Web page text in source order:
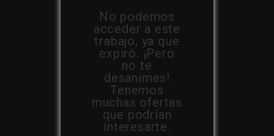
No podemos
acceder a este
trabajo, ya que
expiró. ¡Pero
no te
desanimes!
Tenemos
muchas ofertas
que podrían
interesarte.